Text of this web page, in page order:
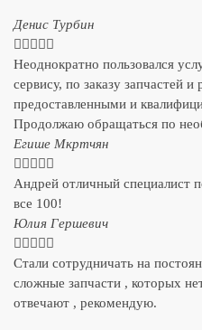
Денис Турбин
    
Неоднократно пользовался
сервису, по заказу запчастей
предоставленными и
Продолжаю обращаться по
​Егише Мкртчян
    
Андрей отличный специалист
все 100!
​Юлия Гершевич
    
Стали сотрудничать на
сложные запчасти , которых
отвечают , рекомендую.